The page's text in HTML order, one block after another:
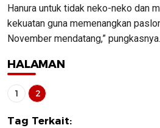
Hanura untuk tidak neko-neko dan
kekuatan guna memenangkan
November mendatang,” pungkasnya.
HALAMAN
1 2
Tag Terkait: